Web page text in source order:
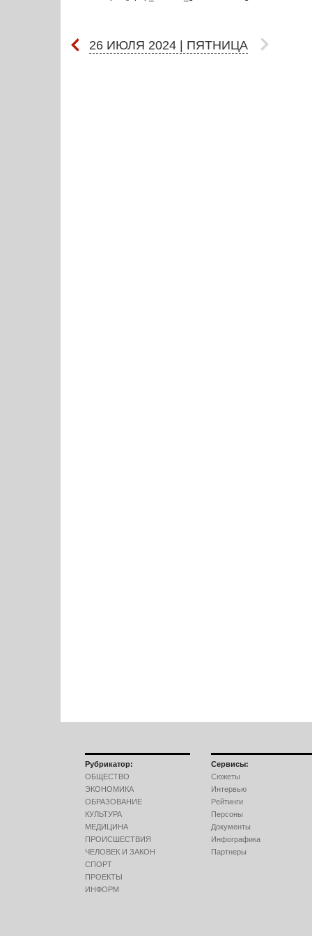
26 ИЮЛЯ 2024 | ПЯТНИЦА
Рубрикатор:
ОБЩЕСТВО
ЭКОНОМИКА
ОБРАЗОВАНИЕ
КУЛЬТУРА
МЕДИЦИНА
ПРОИСШЕСТВИЯ
ЧЕЛОВЕК И ЗАКОН
СПОРТ
ПРОЕКТЫ
ИНФОРМ
Сервисы:
Сюжеты
Интервью
Рейтинги
Персоны
Документы
Инфографика
Партнеры